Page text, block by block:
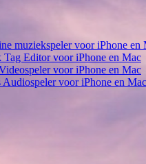
muziekspeler voor iPhone en
Editor voor iPhone en Mac
voor iPhone en Mac
voor iPhone en Mac